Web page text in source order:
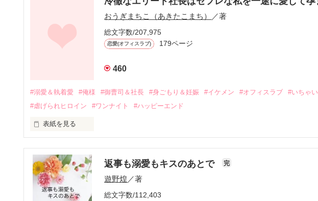
しかし、ある出来事をきっかけに二人の関係は壊れてしまう。
関係修復もできないまま、美桜は両親の離婚によって
引っ越すことになり、哲平とも離れ離れになった。
そして、ひょんなことから
酔った勢いで一夜を共にしてしまった。
さらに、美桜が初めてだと知った哲平は
甘やかしてくる。
そんなある日、哲平は美桜がストーカー被害に
遭っていることを知る。
美桜を守るため、哲平は同居を提案してきて――。
おうぎまちこ（あきたこまち） ／著
総文字数/207,975
恋愛(オフィスラブ) 179ページ
460
#溺愛＆執着愛 #俺様 #御曹司＆社長 #身ごもり＆妊娠 #イケメン #オフィスラブ
#いちゃ
#虐げられヒロイン
#ワンナイト #ハッピーエンド
表紙を見る
帰国後、美桜は新しい職場でワンナイトした美青年と再会。なんと彼の正体は、とあ
も関わらず、一族を離れて起業した新進気鋭の実業家、社内でも冷徹だと評判な社長
人だったのだ――！
なぜか恭司から飼い猫の世話係を命じられた美桜は、猫の世話を口実にしばしば呼び
返事も溺愛もキスのあとで 完
遊野煌 ／著
総文字数/112,403